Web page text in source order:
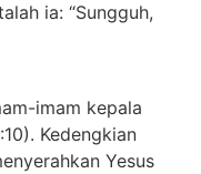
ia: “Sungguh,
imam kepala
Kedengkian
Yesus